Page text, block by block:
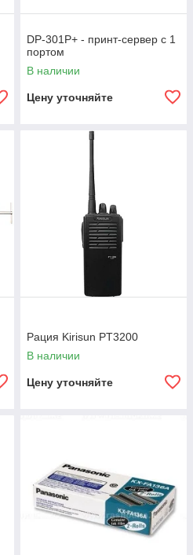
DP-301P+ - принт-сервер с 1
портом
В наличии
Цену уточняйте
Рация Kirisun PT3200
В наличии
Цену уточняйте